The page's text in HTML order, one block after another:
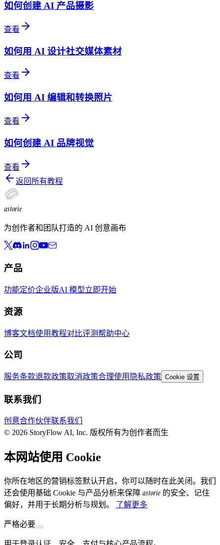
如何创建 AI 产品摄影
查看
如何用 AI 设计社交媒体素材
查看
如何用 AI 编辑和转换照片
查看
如何创建 AI 品牌视觉
查看
返回所有教程
astorie
为创作者和团队打造的 AI 创意画布
产品
功能定价企业版AI 模型立即开始
资源
博客文档使用教程对比评测帮助中心
公司
服务条款退款政策取消政策合理使用 隐私政策 Cookie 设置
联系我们
创意合作伙伴联系我们
© 2026 StoryFlow AI, Inc. 版权所有为创作者而生
本网站使用 Cookie
你所在地区的营销标签默认开启，你可以随时在此关闭。我们
还会使用基础 Cookie 与产品分析来保障 astorie 的安全、记住
偏好，并用于长期分析与规划。
了解更多
严格必要